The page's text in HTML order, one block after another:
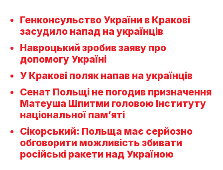
Генконсульство України в Кракові
засудило напад на українців
Навроцький зробив заяву про
допомогу Україні
У Кракові поляк напав на українців
Сенат Польщі не погодив призначення
Матеуша Шпитми головою Інституту
національної пам’яті
Сікорський: Польща має серйозно
обговорити можливість збивати
російські ракети над Україною